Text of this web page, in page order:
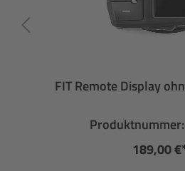
FIT Remote Display
189,00